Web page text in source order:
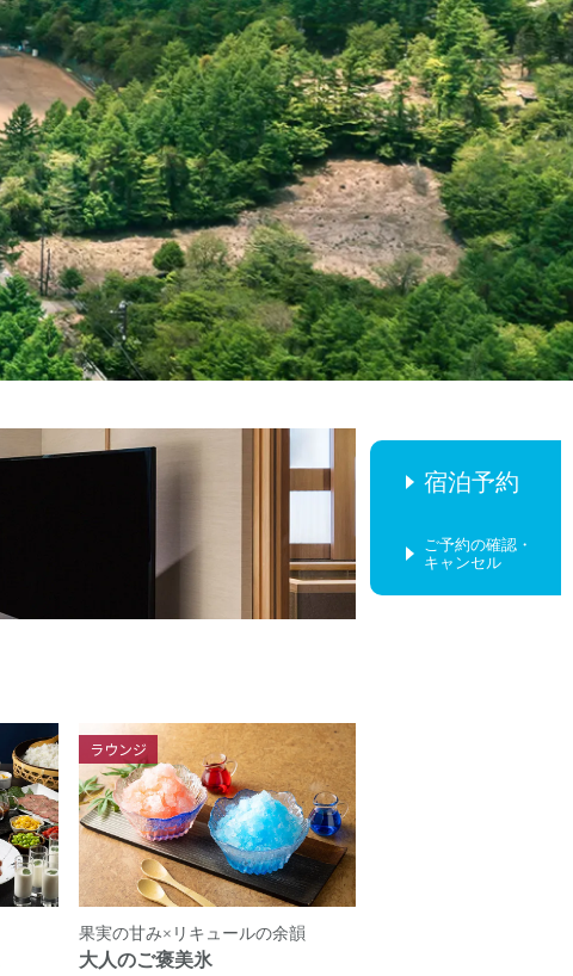
ラウンジ
果実の甘み×リキュールの余韻
大人のご褒美氷
宿泊予約
ご予約の確認・
キャンセル